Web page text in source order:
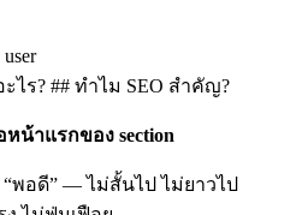
ะไร? ## ทำไม SEO สำคัญ?
น้าแรกของ section
พอดี” — ไม่สั้นไป ไม่ยาวไป